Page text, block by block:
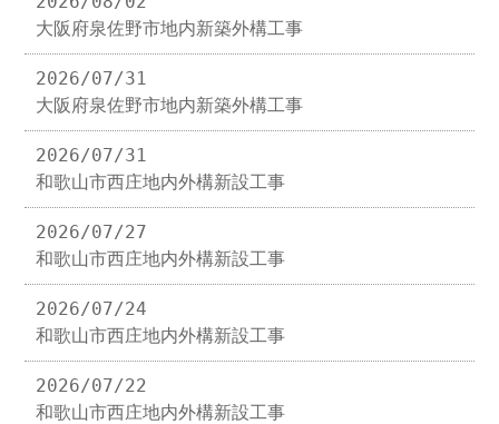
大阪府泉佐野市地内新築外構工事
2026/07/31
大阪府泉佐野市地内新築外構工事
2026/07/31
和歌山市西庄地内外構新設工事
2026/07/27
和歌山市西庄地内外構新設工事
2026/07/24
和歌山市西庄地内外構新設工事
2026/07/22
和歌山市西庄地内外構新設工事